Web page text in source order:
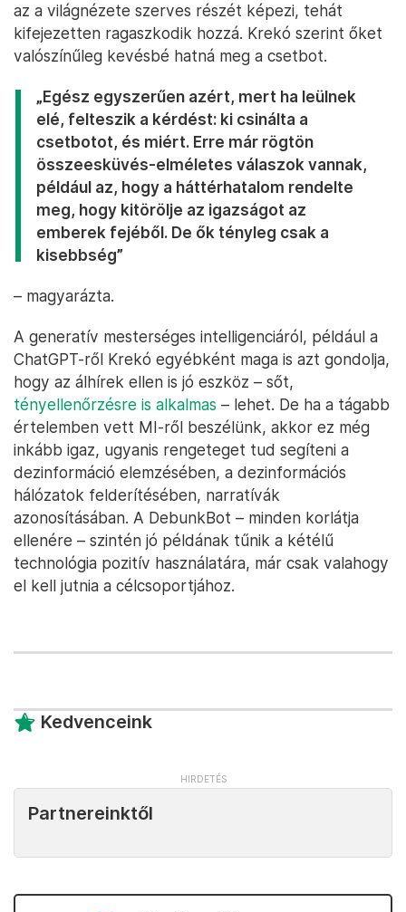
az a világnézete szerves részét képezi, tehát
kifejezetten ragaszkodik hozzá. Krekó szerint őket
valószínűleg kevésbé hatná meg a csetbot.
„Egész egyszerűen azért, mert ha leülnek
elé, felteszik a kérdést: ki csinálta a
csetbotot, és miért. Erre már rögtön
összeesküvés-elméletes válaszok vannak,
például az, hogy a háttérhatalom rendelte
meg, hogy kitörölje az igazságot az
emberek fejéből. De ők tényleg csak a
kisebbség”
– magyarázta.
A generatív mesterséges intelligenciáról, például a
ChatGPT-ről Krekó egyébként maga is azt gondolja,
hogy az álhírek ellen is jó eszköz – sőt,
tényellenőrzésre is alkalmas – lehet. De ha a tágabb
értelemben vett MI-ről beszélünk, akkor ez még
inkább igaz, ugyanis rengeteget tud segíteni a
dezinformáció elemzésében, a dezinformációs
hálózatok felderítésében, narratívák
azonosításában. A DebunkBot – minden korlátja
ellenére – szintén jó példának tűnik a kétélű
technológia pozitív használatára, már csak valahogy
el kell jutnia a célcsoportjához.
Kedvenceink
Partnereinktől